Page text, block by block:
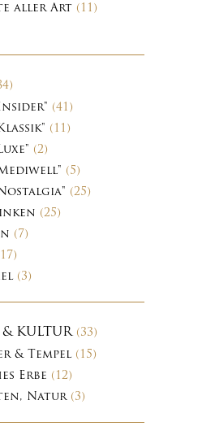
aller Art (11)
(41)
(11)
(2)
(5)
(25)
(25)
(7)
(3)
KULTUR(33)
& Tempel (15)
Erbe (12)
Natur(3)